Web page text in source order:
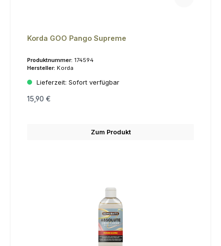
Korda GOO Pango Supreme
Produktnummer: 174594
Hersteller: Korda
Lieferzeit: Sofort verfügbar
15,90 €
Zum Produkt